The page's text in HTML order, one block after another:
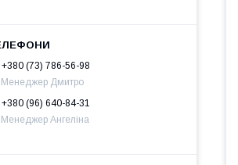
+380 (73) 786-56-98
Менеджер Дмитро
+380 (96) 640-84-31
Менеджер Ангеліна